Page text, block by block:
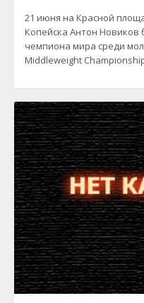
21 июня на Красной
Копейска Антон Новиков
чемпиона мира среди
Middleweight